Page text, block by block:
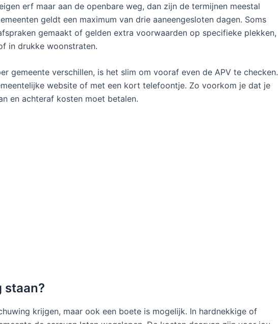
erf maar aan de openbare weg, dan zijn de termijnen meestal
geldt een maximum van drie aaneengesloten dagen. Soms
gemaakt of gelden extra voorwaarden op specifieke plekken,
in drukke woonstraten.
gemeente verschillen, is het slim om vooraf even de APV te checken.
website of met een kort telefoontje. Zo voorkom je dat je
en achteraf kosten moet betalen.
staan?
krijgen, maar ook een boete is mogelijk. In hardnekkige of